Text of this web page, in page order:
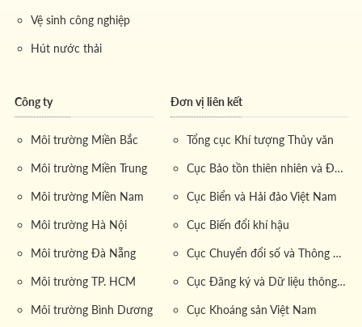
2.1 Tiêu chuẩn chất lượng và an toàn
Dịch vụ vận chuyển nước thải khối lượng lớn
được xây
đảm bảo việc vận chuyển diễn ra an toàn, hiệu quả và
bảo vệ môi trường.
Chuyên giacủacông ty
luôn tuân thủ quy định về bảo
tế và quy định của Bộ Tài nguyên và Môi trường.
đơn vị vận chuyển nước thải khối lượng lớn
Vệ sinh công nghiệp
Hút nước thải
Công ty
Môi trường Miền Bắc
Môi trường Miền Trung
Môi trường Miền Nam
Môi trường Hà Nội
Môi trường Đà Nẵng
Môi trường TP. HCM
Môi trường Bình Dương
Đơn vị liên kết
Tổng cục Khí tượng Thủy văn
Cục Bảo tồn thiên nhiên và Đa dạng sinh học
Cục Biển và Hải đảo Việt Nam
Cục Biến đổi khí hậu
Cục Chuyển đổi số và Thông tin dữ liệu tài nguyên môi trường
Cục Đăng ký và Dữ liệu thông tin đất đai
Cục Khoáng sản Việt Nam